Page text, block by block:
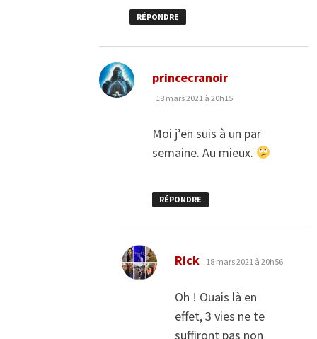
RÉPONDRE
princecranoirdit :
18 mars 2021 à 20h15
Moi j’en suis à un par
semaine. Au mieux.
RÉPONDRE
Rick dit :
18 mars 2021 à 20h56
Oh ! Ouais là en
effet, 3 vies ne te
suffiront pas non